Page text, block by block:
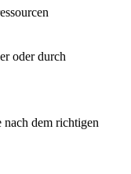
oder durch
dem richtigen